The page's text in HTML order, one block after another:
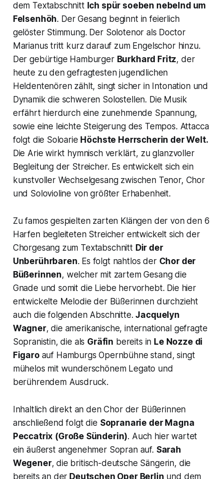
dem Textabschnitt Ich spür soeben nebelnd um
Felsenhöh. Der Gesang beginnt in feierlich
gelöster Stimmung. Der Solotenor als Doctor
Marianus tritt kurz darauf zum Engelschor hinzu.
Der gebürtige Hamburger Burkhard Fritz, der
heute zu den gefragtesten jugendlichen
Heldentenören zählt, singt sicher in Intonation und
Dynamik die schweren Solostellen. Die Musik
erfährt hierdurch eine zunehmende Spannung,
sowie eine leichte Steigerung des Tempos. Attacca
folgt die Soloarie Höchste Herrscherin der Welt.
Die Arie wirkt hymnisch verklärt, zu glanzvoller
Begleitung der Streicher. Es entwickelt sich ein
kunstvoller Wechselgesang zwischen Tenor, Chor
und Solovioline von größter Erhabenheit.
Zu famos gespielten zarten Klängen der von den 6
Harfen begleiteten Streicher entwickelt sich der
Chorgesang zum Textabschnitt Dir der
Unberührbaren. Es folgt nahtlos der Chor der
Büßerinnen, welcher mit zartem Gesang die
Gnade und somit die Liebe hervorhebt. Die hier
entwickelte Melodie der Büßerinnen durchzieht
auch die folgenden Abschnitte.Jacquelyn
Wagner, die amerikanische, international gefragte
Sopranistin, die als Gräfin bereits in Le Nozze di
Figaro auf Hamburgs Opernbühne stand, singt
mühelos mit wunderschönem Legato und
berührendem Ausdruck.
Inhaltlich direkt an den Chor der Büßerinnen
anschließend folgt die Sopranarie der Magna
Peccatrix (Große Sünderin). Auch hier wartet
ein äußerst angenehmer Sopran auf. Sarah
Wegener, die britisch-deutsche Sängerin, die
bereits an der Deutschen Oper Berlin und dem